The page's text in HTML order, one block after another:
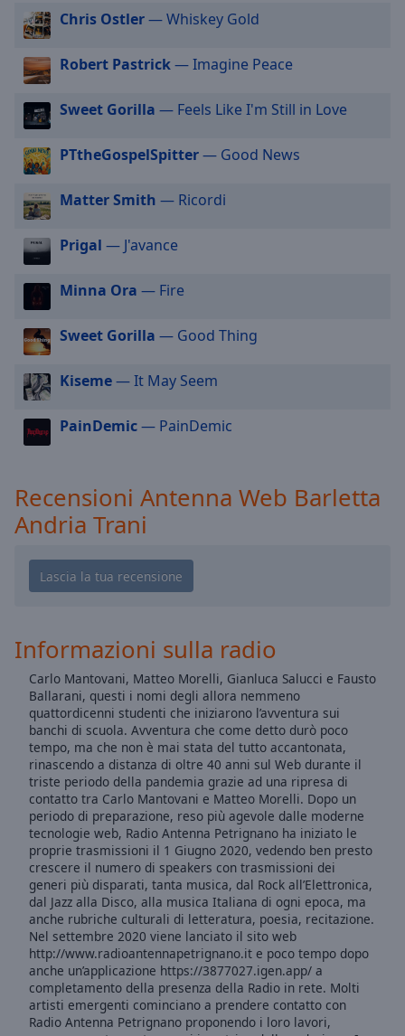
window.
Beginning
dialog
window.
Escape
and
close
window.
Text
Color
Opacity
Background
Color
Opacity
Area
Background
Color
Opacity
Font
Edge
Style
Font
Family
Reset
Chris Ostler— Whiskey Gold
Robert Pastrick— Imagine Peace
Sweet Gorilla — Feels Like I'm Still in Love
PTtheGospelSpitter— Good News
Matter Smith — Ricordi
Prigal — J'avance
Minna Ora — Fire
Sweet Gorilla — Good Thing
Kiseme— It May Seem
PainDemic— PainDemic
Recensioni Antenna Web Barletta
Andria Trani
Informazioni sulla radio
Carlo Mantovani, Matteo Morelli, Gianluca Salucci e Fausto
Ballarani, questi i nomi degli allora nemmeno
quattordicenni studenti che iniziarono l’avventura sui
banchi di scuola. Avventura che come detto durò poco
tempo, ma che non è mai stata del tutto accantonata,
rinascendo a distanza di oltre 40 anni sul Web durante il
triste periodo della pandemia grazie ad una ripresa di
contatto tra Carlo Mantovani e Matteo Morelli. Dopo un
periodo di preparazione, reso più agevole dalle moderne
tecnologie web, Radio Antenna Petrignano ha iniziato le
proprie trasmissioni il 1 Giugno 2020, vedendo ben presto
crescere il numero di speakers con trasmissioni dei
generi più disparati, tanta musica, dal Rock all’Elettronica,
dal Jazz alla Disco, alla musica Italiana di ogni epoca, ma
anche rubriche culturali di letteratura, poesia, recitazione.
Nel settembre 2020 viene lanciato il sito web
http://www.radioantennapetrignano.it e poco tempo dopo
anche un’applicazione https://3877027.igen.app/ a
completamento della presenza della Radio in rete. Molti
artisti emergenti cominciano a prendere contatto con
Radio Antenna Petrignano proponendo i loro lavori,